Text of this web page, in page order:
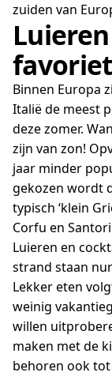
zuiden van
favoriet
Binnen Europa
Italië de meest
deze zomer.
zijn van zon!
jaar minder
gekozen wordt
typisch ‘klein
Corfu en
Luieren en
strand staan
Lekker eten
weinig
willen
maken met de
behoren ook